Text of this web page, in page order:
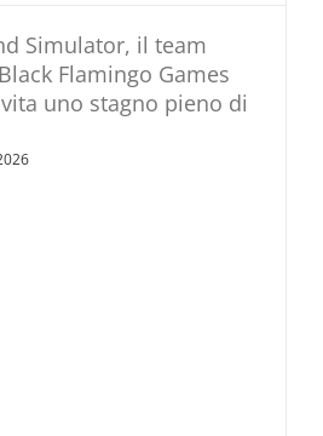
Simulator, il team
Flamingo Games
uno stagno pieno di